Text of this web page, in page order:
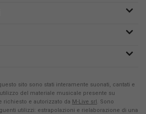
sito sono stati interamente suonati, cantati e
del materiale musicale presente su
richiesto e autorizzato da M-Live srl. Sono
utilizzi: estrapolazioni e rielaborazione di una